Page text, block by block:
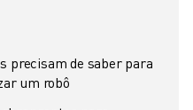
precisam de saber para
um robô